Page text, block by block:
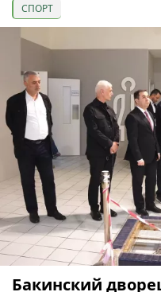
СПОРТ
Бакинский